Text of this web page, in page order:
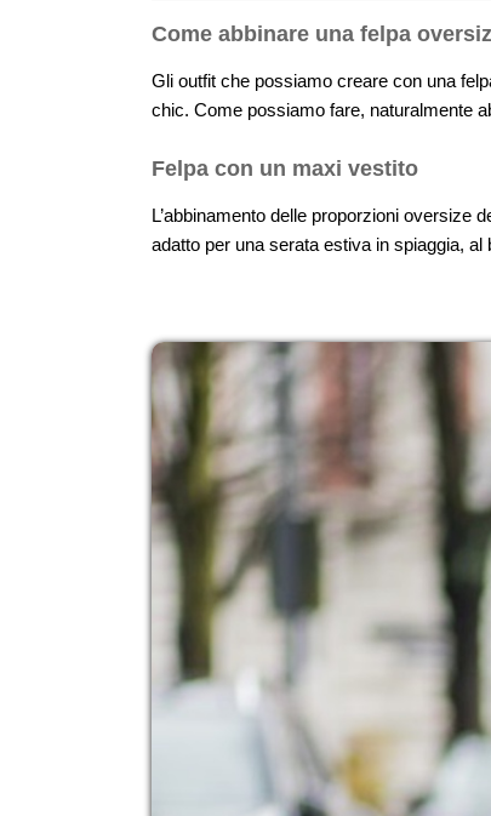
Come abbinare una felpa
Gli outfit che possiamo creare con una
chic. Come possiamo fare, naturalmente
Felpa con un maxi vestito
L’abbinamento delle proporzioni oversize
adatto per una serata estiva in spiaggia,